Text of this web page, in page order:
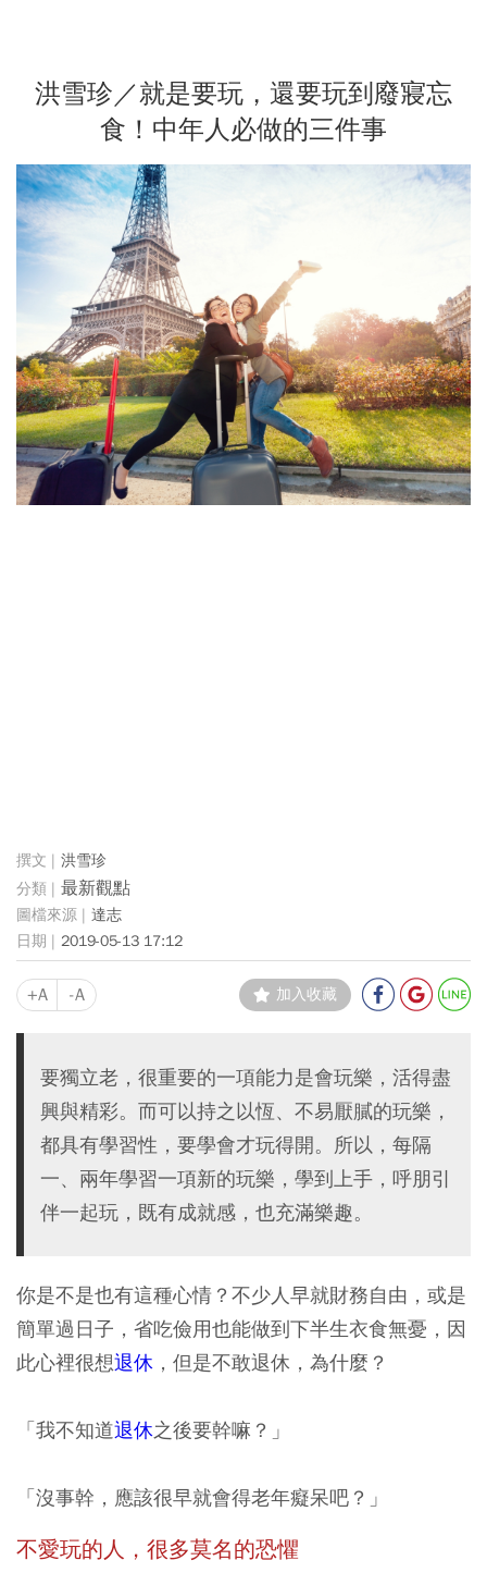
洪雪珍／就是要玩，還要玩到廢寢忘
食！中年人必做的三件事
洪雪珍
最新觀點
達志
2019-05-13 17:12
+A -A 加入收藏
要獨立老，很重要的一項能力是會玩樂，活得盡
興與精彩。而可以持之以恆、不易厭膩的玩樂，
都具有學習性，要學會才玩得開。所以，每隔
一、兩年學習一項新的玩樂，學到上手，呼朋引
伴一起玩，既有成就感，也充滿樂趣。
你是不是也有這種心情？不少人早就財務自由，或是
簡單過日子，省吃儉用也能做到下半生衣食無憂，因
此心裡很想退休 ，但是不敢退休，為什麼？
「我不知道退休之後要幹嘛？」
「沒事幹，應該很早就會得老年癡呆吧？」
不愛玩的人，很多莫名的恐懼